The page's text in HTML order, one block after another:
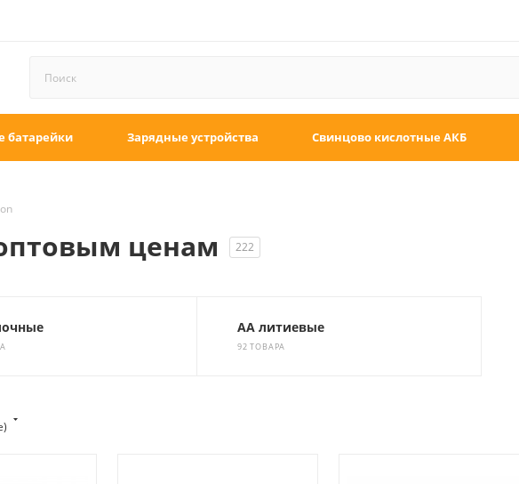
батарейки Зарядные устройства Свинцово кислотные АКБ
ценам 222
АА литиевые
92 ТОВАРА